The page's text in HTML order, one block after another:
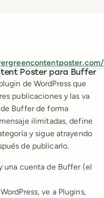
Poster para Buffer
de WordPress que
publicaciones y las va
Buffer de forma
ilimitadas, define
y sigue atrayendo
de publicarlo.
una cuenta de Buffer (el
ve a Plugins,